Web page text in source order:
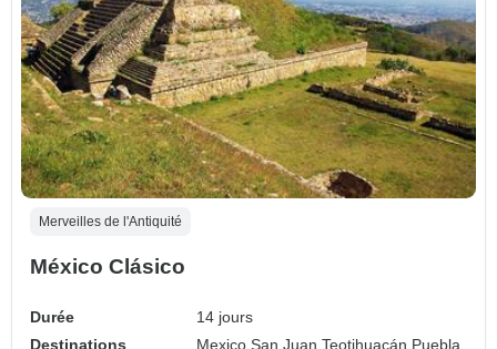
Merveilles de l'Antiquité
México Clásico
Durée
14 jours
Destinations
Mexico,San Juan Teotihuacán,Puebla,